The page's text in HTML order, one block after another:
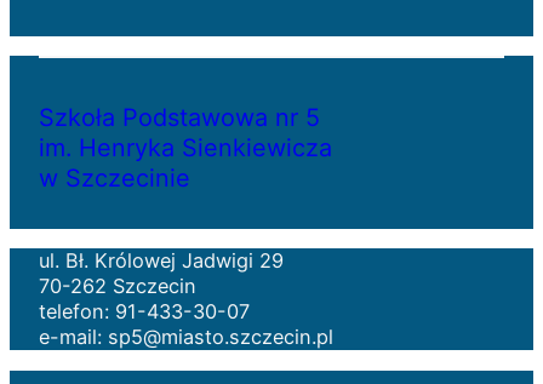
Szkoła Podstawowa nr 5
im. Henryka Sienkiewicza
w Szczecinie
ul. Bł. Królowej Jadwigi 29
70-262 Szczecin
telefon: 91-433-30-07
e-mail: sp5@miasto.szczecin.pl